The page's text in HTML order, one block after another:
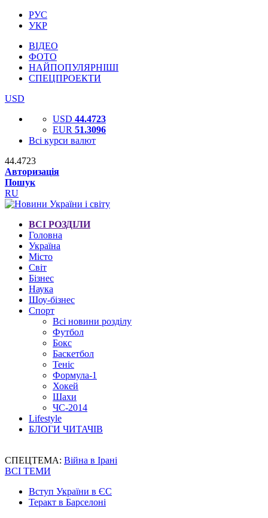
РУС
УКР
ВІДЕО
ФОТО
НАЙПОПУЛЯРНІШІ
СПЕЦПРОЕКТИ
USD
USD 44.4723
EUR 51.3096
Всі курси валют
44.4723
Авторизація
Пошук
RU
ВСІ РОЗДІЛИ
Головна
Україна
Місто
Світ
Бізнес
Наука
Шоу-бізнес
Спорт
Всі новини розділу
Футбол
Бокс
Баскетбол
Теніс
Формула-1
Хокей
Шахи
ЧС-2014
Lifestyle
БЛОГИ ЧИТАЧІВ
СПЕЦТЕМА: Війна в Ірані
ВСІ ТЕМИ
Вступ України в ЄС
Теракт в Барселоні